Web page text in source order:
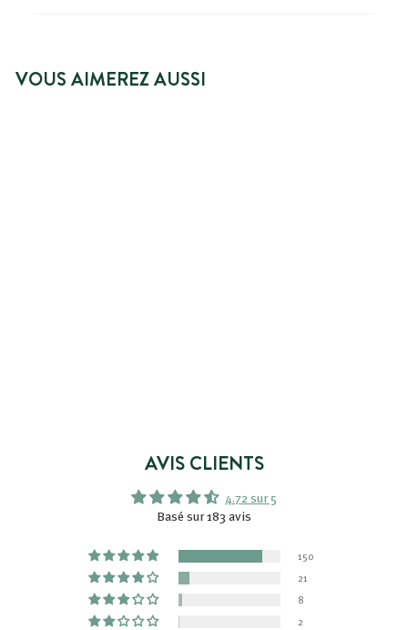
VOUS AIMEREZ AUSSI
AVIS CLIENTS
4.72 sur 5
Basé sur 183 avis
150
21
8
2